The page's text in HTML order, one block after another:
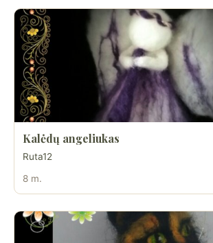
Kalėdų angeliukas
Ruta12
8 m.